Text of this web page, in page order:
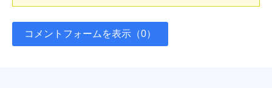
コメントフォームを表示（0）